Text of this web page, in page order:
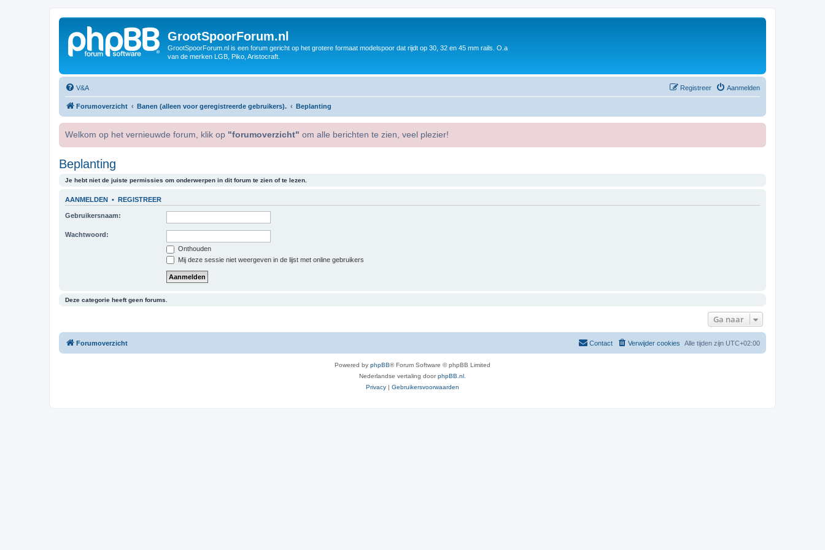
GrootSpoorForum.nl
GrootSpoorForum.nl is een forum gericht op het grotere formaat modelspoor dat rijdt op 30, 32 en 45 mm rails. O.a
van de merken LGB, Piko, Aristocraft.
V&A Aanmelden
Registreer
Forumoverzicht Banen (alleen voor geregistreerde gebruikers). Beplanting
Welkom op het vernieuwde forum, klik op "forumoverzicht" om alle berichten te zien, veel plezier!
Beplanting
Je hebt niet de juiste permissies om onderwerpen in dit forum te zien of te lezen.
AANMELDEN • REGISTREER
Gebruikersnaam:
Wachtwoord:
Onthouden
Mij deze sessie niet weergeven in de lijst met online gebruikers
Deze categorie heeft geen forums.
Ga naar
Forumoverzicht Alle tijden zijn UTC+02:00
Verwijder cookies
Contact
Powered by phpBB® Forum Software © phpBB Limited
Nederlandse vertaling doorphpBB.nl.
Privacy | Gebruikersvoorwaarden